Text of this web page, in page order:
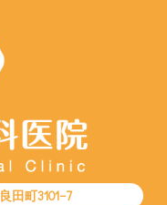
田町3101−7